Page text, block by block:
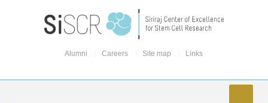
Alumni Careers Site map Links